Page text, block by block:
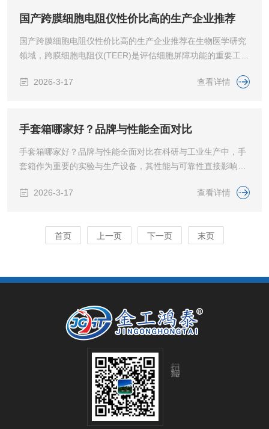
比高、功能优化，逐渐成为实验室。二、国产尤斯灌流室代表
本，效率远高于传...
国产跨膜细胞电阻仪性价比高的生产企业推荐
国产跨膜细胞电阻仪性价比高的生产企业推荐在生物医学研究
领域，跨膜细胞电阻仪(TEER)是评估细胞屏障功能的重要工
及高通量药物筛选和器官芯片研究中。传统上，这类设备多依
价格合理的跨膜细胞电阻仪产品。本文将重点推荐一家高性价
公司，并结合具体产品数据说明其优势。一、国产...
2026-3-17 查看详情
手套箱哪家好？品牌与性能全面对比
手套箱哪家好？品牌与性能全面对比在科研与工业生产中，手
套箱作为重要的实验与生产设备，其性能与可靠性直接影响着
合适的手套箱成为许多用户的难题。本文将基于北京金工鸿泰
度进行全面对比，帮助您做出明智的选择。一、品牌背景对比
2026-3-17 查看详情
首页 上一页 下一页 末页
扫码加微信